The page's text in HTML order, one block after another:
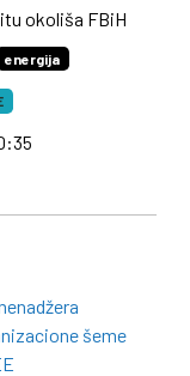
okoliša FBiH
energija
šeme